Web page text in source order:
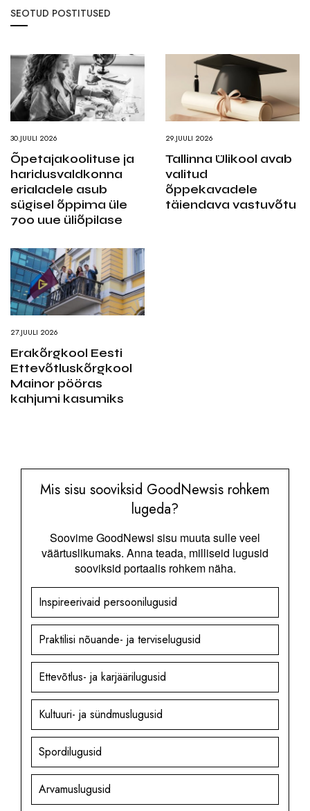
SEOTUD POSTITUSED
30.JUULI 2026
Õpetajakoolituse ja
haridusvaldkonna
erialadele asub
sügisel õppima üle
700 uue üliõpilase
29.JUULI 2026
Tallinna Ülikool avab
valitud
õppekavadele
täiendava vastuvõtu
27.JUULI 2026
Erakõrgkool Eesti
Ettevõtluskõrgkool
Mainor pööras
kahjumi kasumiks
Mis sisu sooviksid GoodNewsis rohkem
lugeda?
Soovime GoodNewsi sisu muuta sulle veel
väärtuslikumaks. Anna teada, milliseid lugusid
sooviksid portaalis rohkem näha.
Inspireerivaid persoonilugusid
Praktilisi nõuande- ja terviselugusid
Ettevõtlus- ja karjäärilugusid
Kultuuri- ja sündmuslugusid
Spordilugusid
Arvamuslugusid